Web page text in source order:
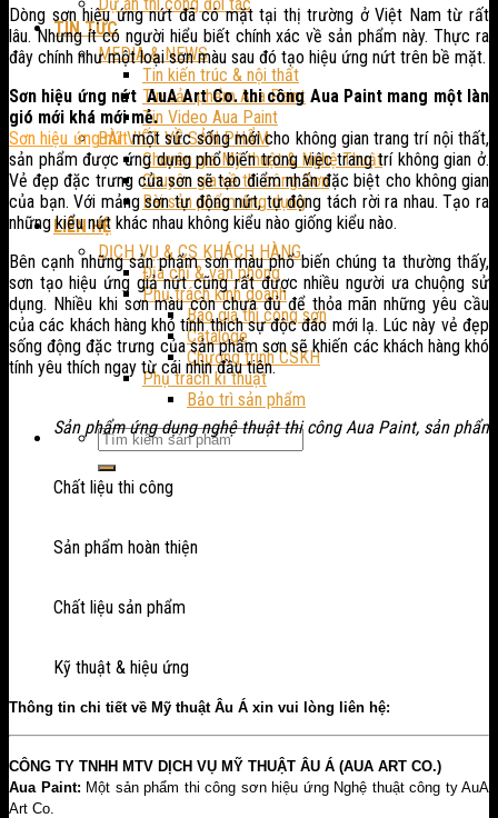
TIN TỨC
MEDIA & NEWS
Tin kiến trúc & nội thất
Tin sản phẩm Aua Paint
Tin Video Aua Paint
BÀI VIẾT VỀ SẢN PHẨM
Chuyên gia Mỹ thuật & Nghệ Thuật
Chuyên gia về thi công Sơn
Bài sản phẩm ứng dụng
LIÊN HỆ
DỊCH VỤ & CS KHÁCH HÀNG
Địa chỉ & văn phòng
Phụ trách kinh doanh
Báo giá thi công sơn
Cataloge
Chương trình CSKH
Phụ trách kĩ thuật
Bảo trì sản phẩm
Dòng sơn hiệu ứng nứt đã có mặt tại thị trường ở Việt Nam từ rất
lâu. Nhưng ít có người hiểu biết chính xác về sản phẩm này. Thực ra
đây chính như một loại sơn màu sau đó tạo hiệu ứng nứt trên bề mặt.
Sơn hiệu ứng nứt AuA Art Co. thi công Aua Paint mang một làn
gió mới khá mới mẻ.
Sơn hiệu ứng nứtmột sức sống mới cho không gian trang trí nội thất,
sản phẩm được ứng dụng phổ biến trong việc trang trí không gian ở.
Vẻ đẹp đặc trưng của sơn sẽ tạo điểm nhấn đặc biệt cho không gian
của bạn. Với mảng sơn tự động nứt, tự động tách rời ra nhau. Tạo ra
những kiểu nứt khác nhau không kiểu nào giống kiểu nào.
Bên cạnh những sản phẩm sơn màu phổ biến chúng ta thường thấy,
sơn tạo hiệu ứng giả nứt cũng rất được nhiều người ưa chuộng sử
dụng. Nhiều khi sơn màu còn chưa đủ để thỏa mãn những yêu cầu
của các khách hàng khó tính thích sự độc đáo mới lạ. Lúc này vẻ đẹp
sống động đặc trưng của sản phẩm sơn sẽ khiến các khách hàng khó
tính yêu thích ngay từ cái nhìn đầu tiên.
Sản phẩm ứng dụng nghệ thuật thi công Aua Paint, sản phẩm
Chất liệu thi công
Sản phẩm hoàn thiện
Chất liệu sản phẩm
Kỹ thuật & hiệu ứng
Thông tin chi tiết về Mỹ thuật Âu Á xin vui lòng liên hệ:
CÔNG TY TNHH MTV DỊCH VỤ MỸ THUẬT ÂU Á (AUA ART CO.)
Aua Paint: Một sản phẩm thi công sơn hiệu ứng Nghệ thuật công ty AuA
Art Co.